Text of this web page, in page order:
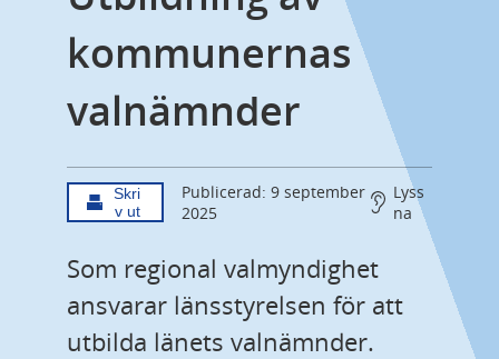
kommunernas
valnämnder
Skri
v ut
Publicerad: 9 september
2025
Lyss
na
Som regional valmyndighet
ansvarar länsstyrelsen för att
utbilda länets valnämnder.